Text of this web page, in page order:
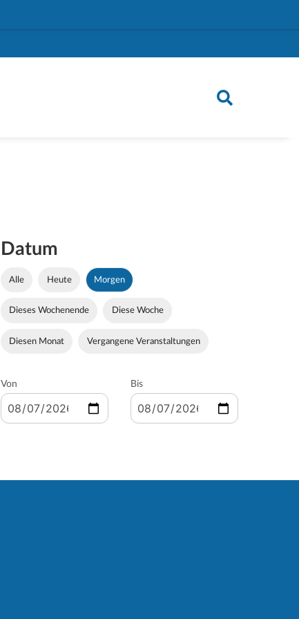
Datum
Alle Heute Morgen
Dieses Wochenende Diese Woche
Diesen Monat Vergangene Veranstaltungen
Von Bis